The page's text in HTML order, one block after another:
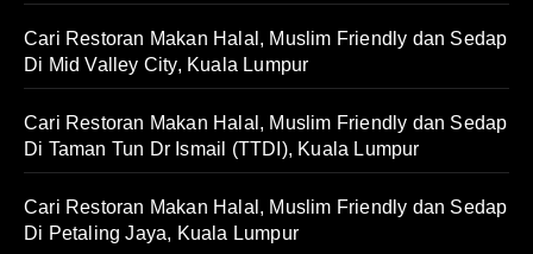
Cari Restoran Makan Halal, Muslim Friendly dan Sedap
Di Mid Valley City, Kuala Lumpur
Cari Restoran Makan Halal, Muslim Friendly dan Sedap
Di Taman Tun Dr Ismail (TTDI), Kuala Lumpur
Cari Restoran Makan Halal, Muslim Friendly dan Sedap
Di Petaling Jaya, Kuala Lumpur